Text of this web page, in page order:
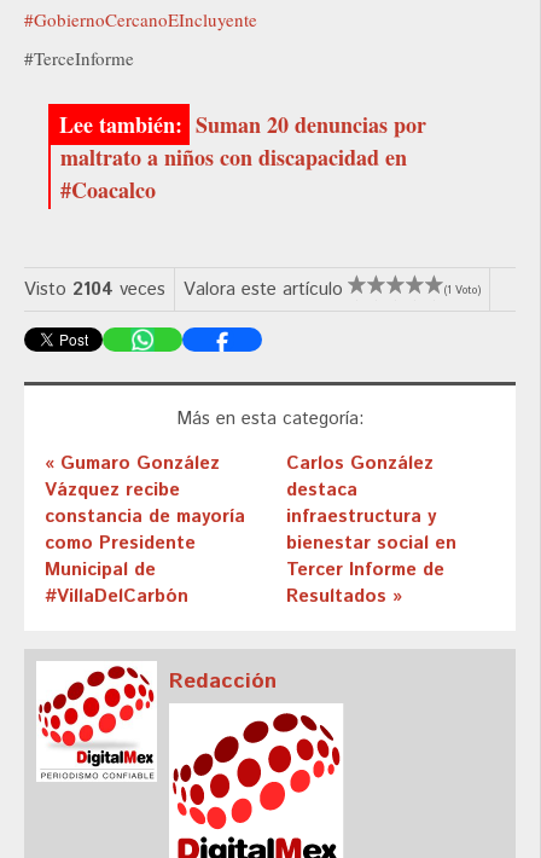
#GobiernoCercanoEIncluyente
#TerceInforme
Suman 20 denuncias por
maltrato a niños con discapacidad en
#Coacalco
Visto 2104 veces Valora este artículo (1 Voto)
Más en esta categoría:
« Gumaro González
Vázquez recibe
constancia de mayoría
como Presidente
Municipal de
#VillaDelCarbón
Carlos González
destaca
infraestructura y
bienestar social en
Tercer Informe de
Resultados »
Redacción